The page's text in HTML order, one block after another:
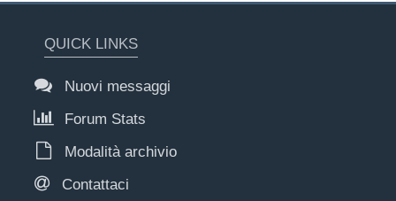
QUICK LINKS
Nuovi messaggi
Forum Stats
Modalità archivio
Contattaci